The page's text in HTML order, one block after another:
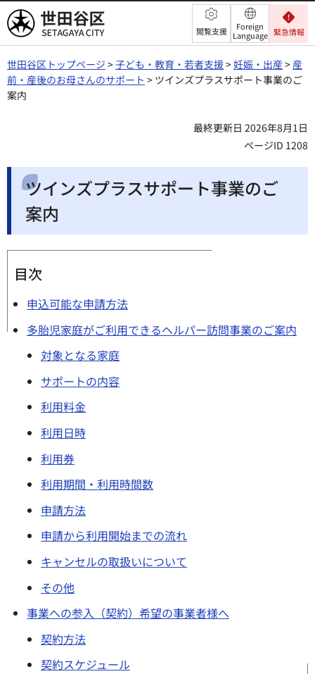
世田谷区 閲覧支援
Foreign
Language 緊急情報
世田谷区トップページ >子ども・教育・若者支援>妊娠・出産>産
前・産後のお母さんのサポート > ツインズプラスサポート事業のご
案内
最終更新日 2026年8月1日
ページID 1208
ツインズプラスサポート事業のご
案内
目次
申込可能な申請方法
多胎児家庭がご利用できるヘルパー訪問事業のご案内
対象となる家庭
サポートの内容
利用料金
利用日時
利用券
利用期間・利用時間数
申請方法
申請から利用開始までの流れ
キャンセルの取扱いについて
その他
事業への参入（契約）希望の事業者様へ
契約方法
契約スケジュール